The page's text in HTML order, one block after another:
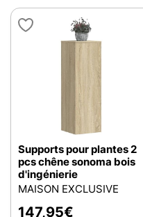
Supports pour plantes 2
pcs chêne sonoma bois
d'ingénierie
MAISON EXCLUSIVE
147,95€